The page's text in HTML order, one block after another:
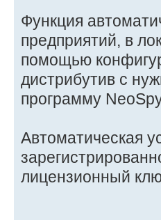
Функция
предприятий, в
помощью
дистрибутив с
программу
Автоматическая
лицензионный